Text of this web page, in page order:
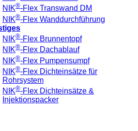
NIK®-Flex Transwand DM
NIK®-Flex Wanddurchführung
NIK®-Flex Brunnentopf
NIK®-Flex Dachablauf
NIK®-Flex Pumpensumpf
NIK®-Flex Dichteinsätze für
Rohrsystem
NIK®-Flex Dichteinsätze &
Injektionspacker